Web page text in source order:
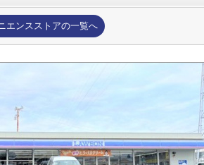
エンスストアの一覧へ